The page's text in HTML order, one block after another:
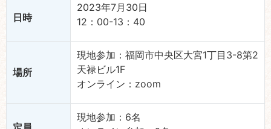
日時
2023年7月30日
12：00-13：40
場所
現地参加：福岡市中央区大宮1丁目3-8第2
天禄ビル1F
オンライン：zoom
現地参加：6名